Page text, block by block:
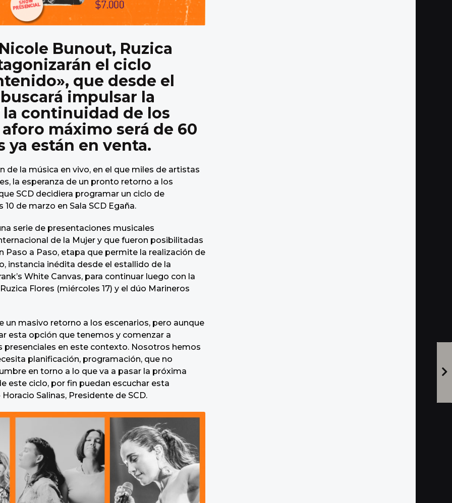
Bunout, Ruzica
el ciclo
que desde el
impulsar la
continuidad de los
máximo será de 60
ya están en venta.
de la música en vivo, en el que miles de artistas
la esperanza de un pronto retorno a los
SCD decidiera programar un ciclo de
de marzo en Sala SCD Egaña.
serie de presentaciones musicales
de la Mujer y que fueron posibilitadas
Paso a Paso, etapa que permite la realización de
instancia inédita desde el estallido de la
White Canvas, para continuar luego con la
Flores (miércoles 17) y el dúo Marineros
un masivo retorno a los escenarios, pero aunque
esta opción que tenemos y comenzar a
en este contexto. Nosotros hemos
planificación, programación, que no
en torno a lo que va a pasar la próxima
este ciclo, por fin puedan escuchar esta
Salinas, Presidente de SCD.